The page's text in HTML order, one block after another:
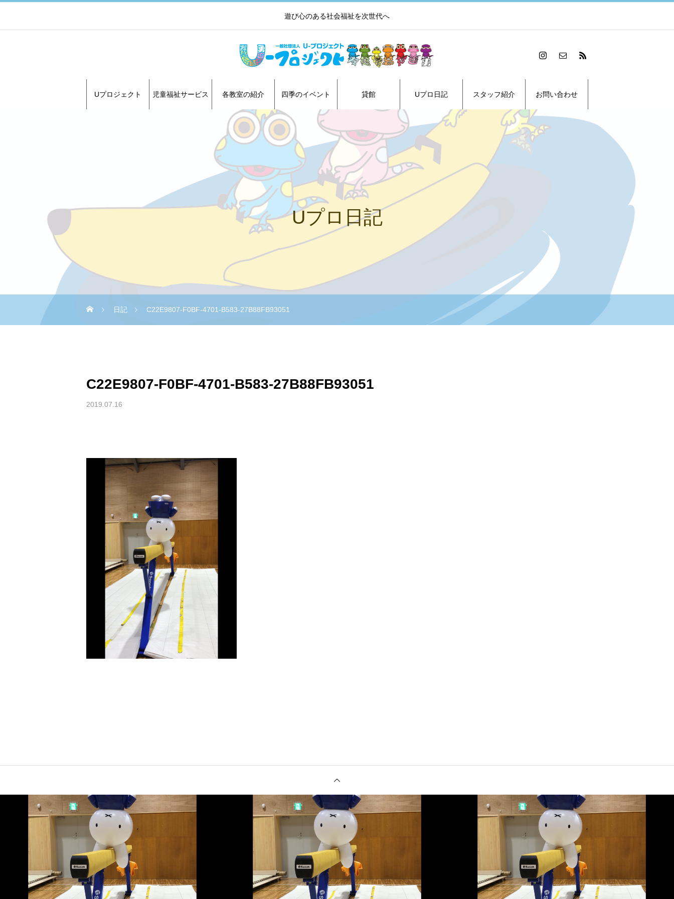
遊び心のある社会福祉を次世代へ
Uプロジェクト 児童福祉サービス 各教室の紹介 四季のイベント 貸館 Uプロ日記 スタッフ紹介 お問い合わせ
Uプロ日記
日記 C22E9807-F0BF-4701-B583-27B88FB93051
C22E9807-F0BF-4701-B583-27B88FB93051
2019.07.16